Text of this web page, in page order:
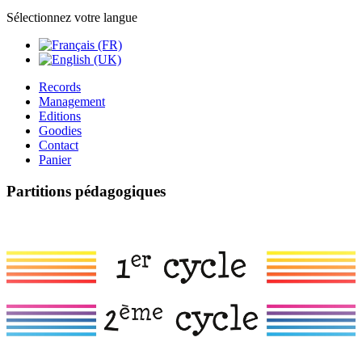
Sélectionnez votre langue
Records
Management
Editions
Goodies
Contact
Panier
Partitions pédagogiques